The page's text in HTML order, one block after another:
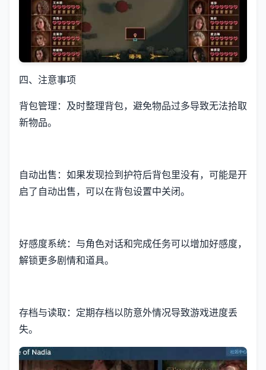
四、注意事项
背包管理：及时整理背包，避免物品过多导致无法拾取
新物品。
自动出售：如果发现捡到护符后背包里没有，可能是开
启了自动出售，可以在背包设置中关闭。
好感度系统：与角色对话和完成任务可以增加好感度，
解锁更多剧情和道具。
存档与读取：定期存档以防意外情况导致游戏进度丢
失。